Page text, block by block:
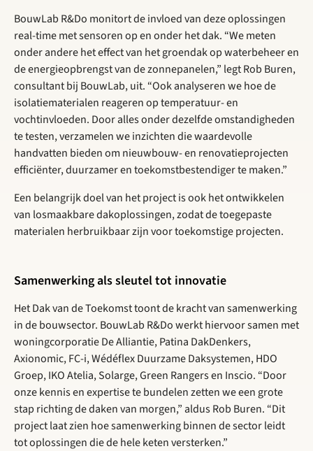
BouwLab R&Do monitort de invloed van deze oplossingen
real-time met sensoren op en onder het dak. “We meten
onder andere het effect van het groendak op waterbeheer en
de energieopbrengst van de zonnepanelen,” legt Rob Buren,
consultant bij BouwLab, uit. “Ook analyseren we hoe de
isolatiematerialen reageren op temperatuur- en
vochtinvloeden. Door alles onder dezelfde omstandigheden
te testen, verzamelen we inzichten die waardevolle
handvatten bieden om nieuwbouw- en renovatieprojecten
efficiënter, duurzamer en toekomstbestendiger te maken.”
Een belangrijk doel van het project is ook het ontwikkelen
van losmaakbare dakoplossingen, zodat de toegepaste
materialen herbruikbaar zijn voor toekomstige projecten.
Samenwerking als sleutel tot innovatie
Het Dak van de Toekomst toont de kracht van samenwerking
in de bouwsector. BouwLab R&Do werkt hiervoor samen met
woningcorporatie De Alliantie, Patina DakDenkers,
Axionomic, FC-i, Wédéflex Duurzame Daksystemen, HDO
Groep, IKO Atelia, Solarge, Green Rangers en Inscio. “Door
onze kennis en expertise te bundelen zetten we een grote
stap richting de daken van morgen,” aldus Rob Buren. “Dit
project laat zien hoe samenwerking binnen de sector leidt
tot oplossingen die de hele keten versterken.”